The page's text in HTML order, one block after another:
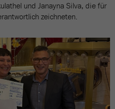
und Janayna Silva, die für
zeichneten.